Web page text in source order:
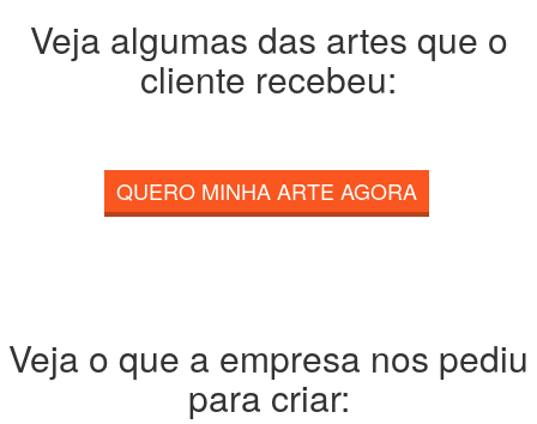
Veja algumas das artes que o
cliente recebeu:
QUERO MINHA ARTE AGORA
Veja o que a empresa nos pediu
para criar: